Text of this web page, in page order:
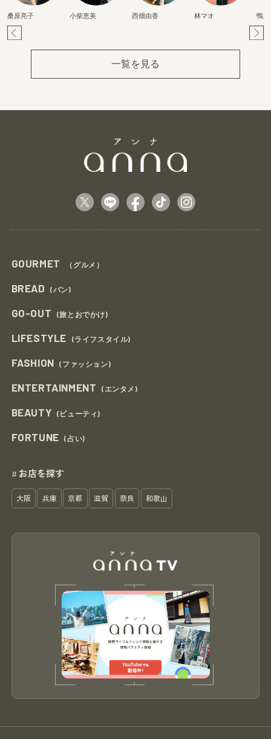
桑原亮子 小柴恵美 西畑由香 林マオ 鴨川
一覧を見る
GOURMET （グルメ）
BREAD (パン)
GO-OUT (旅とおでかけ)
LIFESTYLE (ライフスタイル)
FASHION (ファッション)
ENTERTAINMENT (エンタメ)
BEAUTY (ビューティ)
FORTUNE (占い)
# お店を探す
大阪 兵庫 京都 滋賀 奈良 和歌山